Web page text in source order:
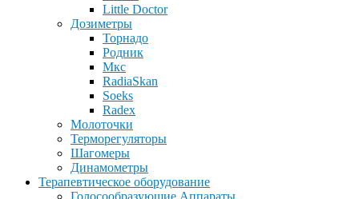
Little Doctor
Дозиметры
Торнадо
Родник
Мкс
RadiaSkan
Soeks
Radex
Молоточки
Терморегуляторы
Шагомеры
Динамометры
Терапевтическое оборудование
Голосообразующие Аппараты